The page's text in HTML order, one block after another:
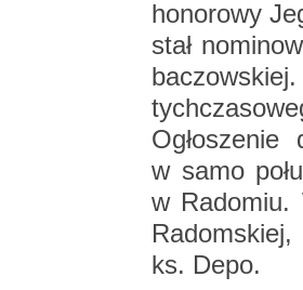
ho­no­ro­wy
stał
w samo
w Ra­do­miu.
ks. Depo.